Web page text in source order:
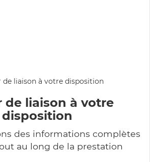
de liaison à votre
disposition
des informations complètes
au long de la prestation